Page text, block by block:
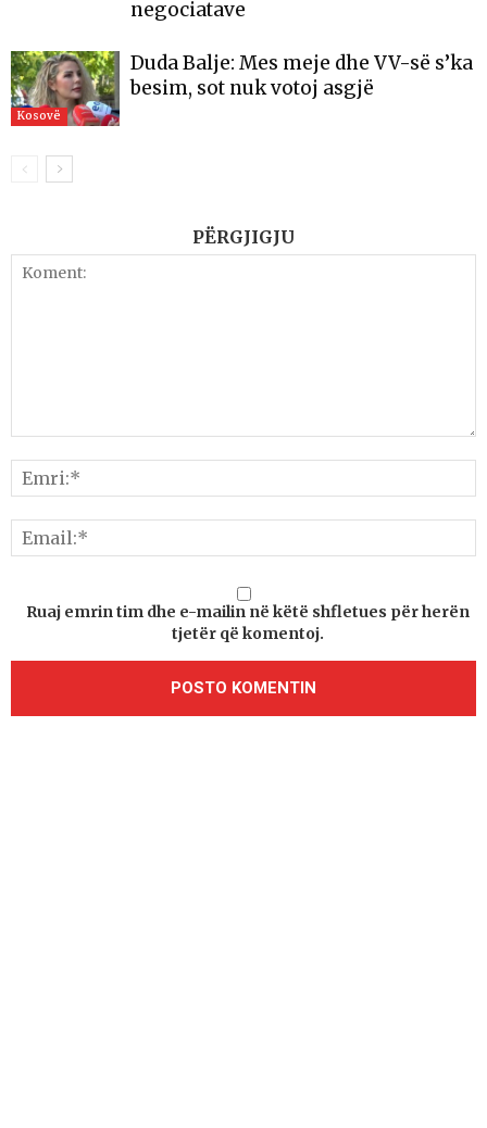
negociatave
Kosovë
Duda Balje: Mes meje dhe VV-së s’ka
besim, sot nuk votoj asgjë
PËRGJIGJU
Ruaj emrin tim dhe e-mailin në këtë shfletues për herën
tjetër që komentoj.